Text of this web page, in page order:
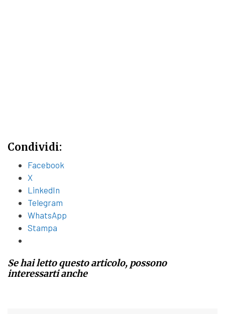
Condividi:
Facebook
X
LinkedIn
Telegram
WhatsApp
Stampa
Se hai letto questo articolo, possono
interessarti anche